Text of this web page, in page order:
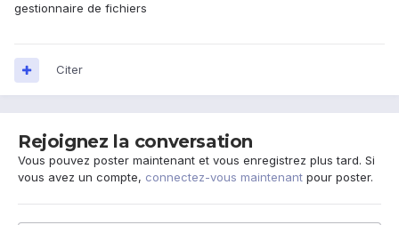
gestionnaire de fichiers
Citer
Rejoignez la conversation
Vous pouvez poster maintenant et vous enregistrez plus tard. Si
vous avez un compte, connectez-vous maintenant pour poster.